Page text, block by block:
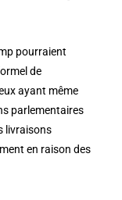
pourraient
de
ayant même
parlementaires
livraisons
en raison des